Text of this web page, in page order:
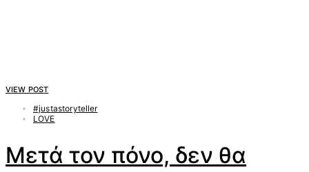
VIEW POST
#justastoryteller
LOVE
Μετά τον πόνο, δεν θα